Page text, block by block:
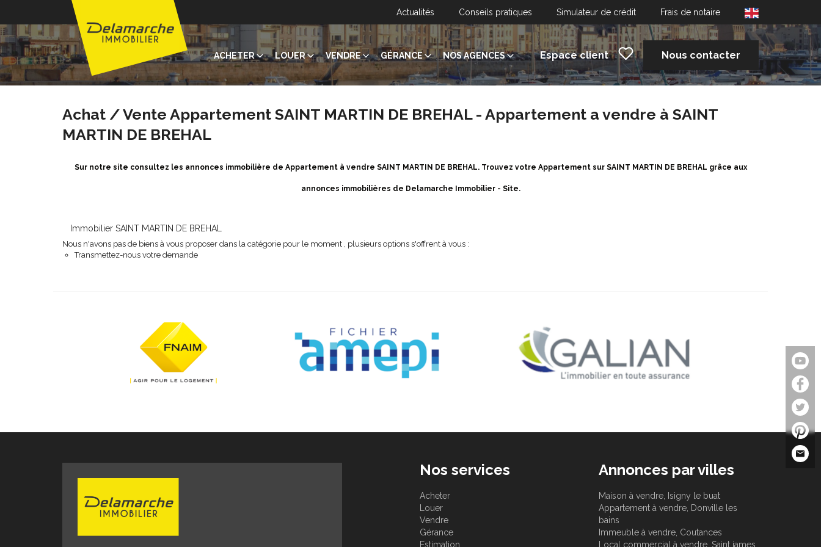
Actualités Conseils pratiques Simulateur de crédit Frais de notaire
ACHETER LOUER VENDRE GÉRANCE NOS AGENCES Espace client Nous contacter
Achat / Vente Appartement SAINT MARTIN DE BREHAL - Appartement a vendre à SAINT
MARTIN DE BREHAL
Sur notre site consultez les annonces immobilière de Appartement à vendre SAINT MARTIN DE BREHAL. Trouvez votre Appartement sur SAINT MARTIN DE BREHAL grâce aux
annonces immobilières de Delamarche Immobilier - Site.
Immobilier SAINT MARTIN DE BREHAL
Nous n'avons pas de biens à vous proposer dans la catégorie pour le moment , plusieurs options s'offrent à vous :
Transmettez-nous votre demande
Nos services
Acheter
Louer
Vendre
Gérance
Estimation
Annonces par villes
Maison à vendre, Isigny le buat
Appartement à vendre, Donville les
bains
Immeuble à vendre, Coutances
Local commercial à vendre, Saint james